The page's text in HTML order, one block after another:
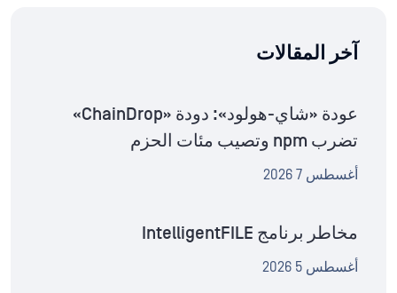
آخر المقالات
عودة «شاي-هولود»: دودة «ChainDrop»
تضرب npm وتصيب مئات الحزم
أغسطس 7 2026
مخاطر برنامج IntelligentFILE
أغسطس 5 2026